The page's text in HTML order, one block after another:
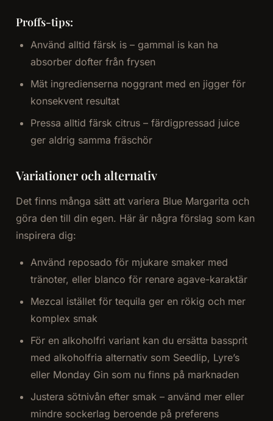
Proffs-tips:
Använd alltid färsk is – gammal is kan ha
absorber dofter från frysen
Mät ingredienserna noggrant med en jigger för
konsekvent resultat
Pressa alltid färsk citrus – färdigpressad juice
ger aldrig samma fräschör
Variationer och alternativ
Det finns många sätt att variera Blue Margarita och
göra den till din egen. Här är några förslag som kan
inspirera dig:
Använd reposado för mjukare smaker med
tränoter, eller blanco för renare agave-karaktär
Mezcal istället för tequila ger en rökig och mer
komplex smak
För en alkoholfri variant kan du ersätta bassprit
med alkoholfria alternativ som Seedlip, Lyre’s
eller Monday Gin som nu finns på marknaden
Justera sötnivån efter smak – använd mer eller
mindre sockerlag beroende på preferens